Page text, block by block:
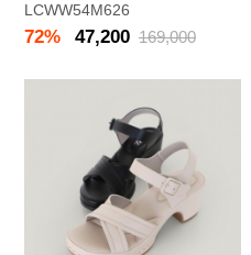
LCWW54M626
72% 47,200 169,000